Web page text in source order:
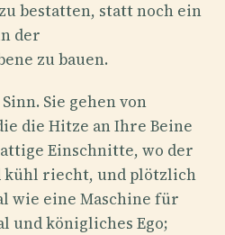
bestatten, statt noch ein
der
zu bauen.
Sie gehen von
die Hitze an Ihre Beine
Einschnitte, wo der
kühl riecht, und plötzlich
wie eine Maschine für
und königliches Ego;